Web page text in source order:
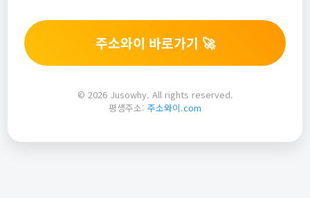
주소와이 바로가기 🚀
© 2026 Jusowhy. All rights reserved.
평생주소: 주소와이.com